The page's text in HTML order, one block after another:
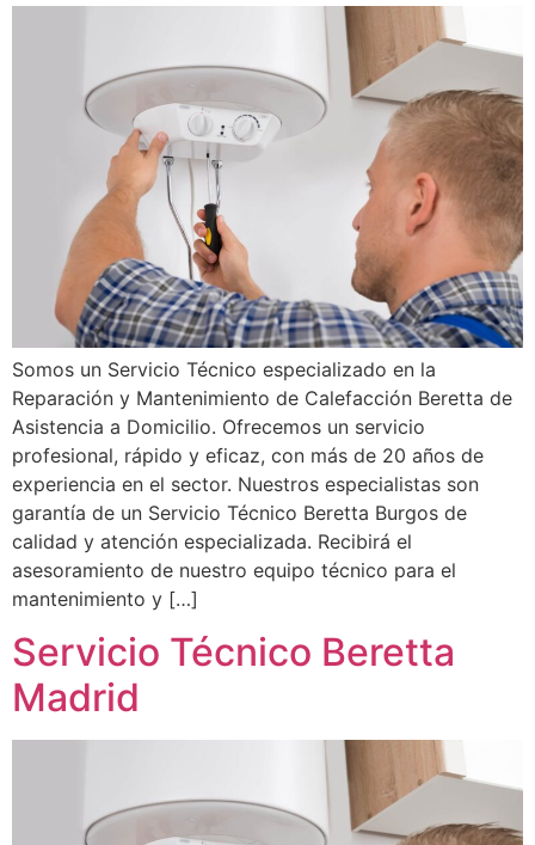
Somos un Servicio Técnico especializado en la
Reparación y Mantenimiento de Calefacción Beretta de
Asistencia a Domicilio. Ofrecemos un servicio
profesional, rápido y eficaz, con más de 20 años de
experiencia en el sector. Nuestros especialistas son
garantía de un Servicio Técnico Beretta Burgos de
calidad y atención especializada. Recibirá el
asesoramiento de nuestro equipo técnico para el
mantenimiento y […]
Servicio Técnico Beretta
Madrid